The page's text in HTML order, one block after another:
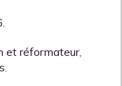
et réformateur,